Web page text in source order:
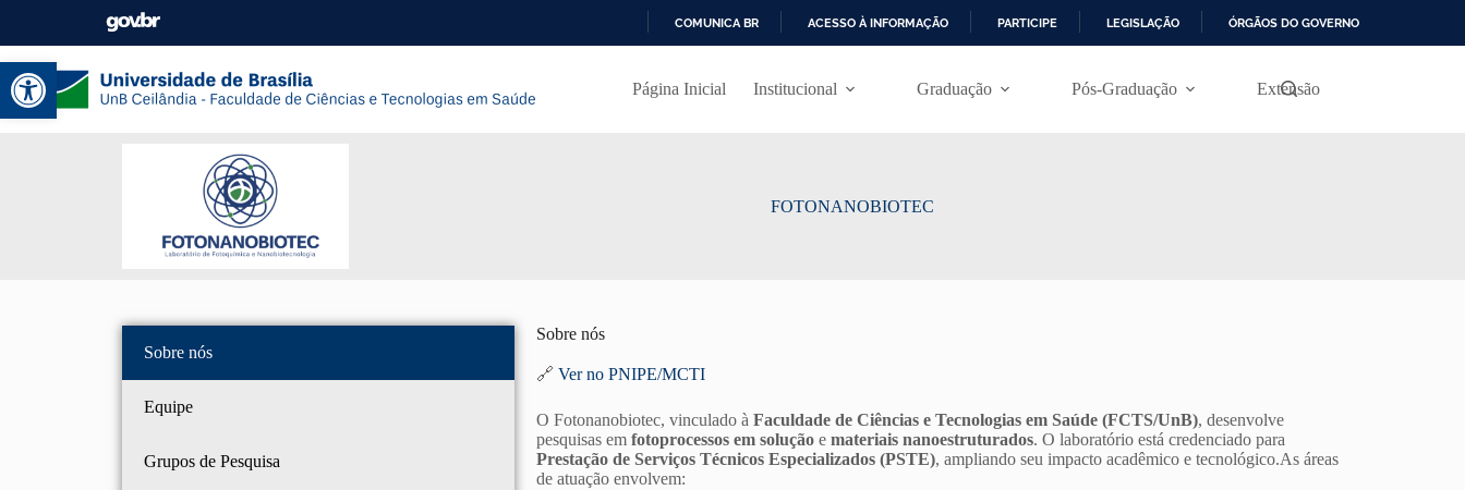
Abrir a barra de ferramentas
COMUNICA BR ACESSO À INFORMAÇÃO PARTICIPE LEGISLAÇÃO ÓRGÃOS DO GOVERNO
Página Inicial Institucional Graduação Pós-Graduação Extensão
FOTONANOBIOTEC
Sobre nós
Equipe
Grupos de Pesquisa
Sobre nós
🔗 Ver no PNIPE/MCTI
O Fotonanobiotec, vinculado à Faculdade de Ciências e Tecnologias em Saúde (FCTS/UnB), desenvolve
pesquisas em fotoprocessos em soluçãoe materiais nanoestruturados. O laboratório está credenciado para
Prestação de Serviços Técnicos Especializados (PSTE), ampliando seu impacto acadêmico e tecnológico.As áreas
de atuação envolvem: